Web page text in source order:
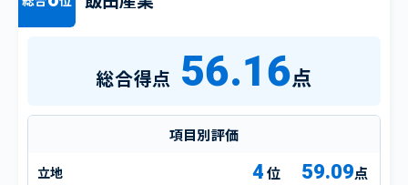
総合得点 56.16点
項目別評価
立地 4 59.09点